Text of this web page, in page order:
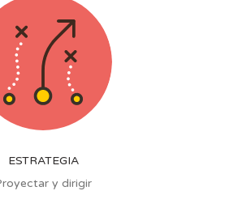
ESTRATEGIA
y dirigir